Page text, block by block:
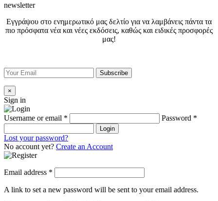
newsletter
Εγγράψου στο ενημερωτικό μας δελτίο για να λαμβάνεις πάντα τα
πιο πρόσφατα νέα και νέες εκδόσεις, καθώς και ειδικές προσφορές
μας!
×
Sign in
Username or email * Password *
Login
Lost your password?
No account yet? Create an Account
Email address *
A link to set a new password will be sent to your email address.